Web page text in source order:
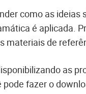
como as
é aplicada.
materiais de
as
fazer o